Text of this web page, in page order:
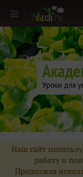
Наш сайт
работу и
Продолжая